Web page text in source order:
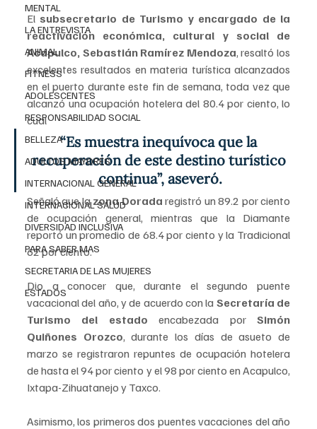
MENTAL
LA ENTREVISTA
ANIMAL
FITNESS
ADOLESCENTES
RESPONSABILIDAD SOCIAL
BELLEZA
ADULTOS MAYORES
INTERNACIONAL GENERAL
INTERNACIONAL SALUD
DIVERSIDAD INCLUSIVA
PARA SABER MAS
SECRETARIA DE LAS MUJERES
ESTADOS
El subsecretario de Turismo y encargado de la
reactivación económica, cultural y social de
Acapulco, Sebastián Ramírez Mendoza, resaltó los
excelentes resultados en materia turística alcanzados
en el puerto durante este fin de semana, toda vez que
alcanzó una ocupación hotelera del 80.4 por ciento, lo
cual
“Es muestra inequívoca que la
recuperación de este destino turístico
continua”, aseveró.
Señaló que la zona Dorada registró un 89.2 por ciento
de ocupación general, mientras que la Diamante
reportó un promedio de 68.4 por ciento y la Tradicional
62 por ciento.
Dio a conocer que, durante el segundo puente
vacacional del año, y de acuerdo con la Secretaría de
Turismo del estado encabezada por Simón
Quiñones Orozco, durante los días de asueto de
marzo se registraron repuntes de ocupación hotelera
de hasta el 94 por ciento y el 98 por ciento en Acapulco,
Ixtapa-Zihuatanejo y Taxco.
Asimismo, los primeros dos puentes vacaciones del año